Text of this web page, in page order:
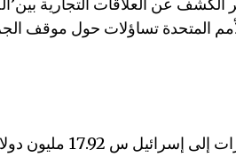
المتحدة تساؤلات حول موقف
ويأتي المغرب في المركز السادس، حيث بلغت الصادرات